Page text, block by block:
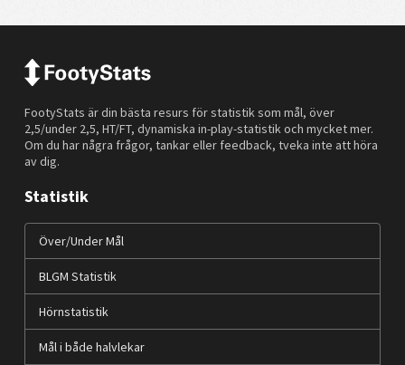
FootyStats är din bästa resurs för statistik som mål, över
2,5/under 2,5, HT/FT, dynamiska in-play-statistik och mycket mer.
Om du har några frågor, tankar eller feedback, tveka inte att höra
av dig.
Statistik
Över/Under Mål
BLGM Statistik
Hörnstatistik
Mål i både halvlekar